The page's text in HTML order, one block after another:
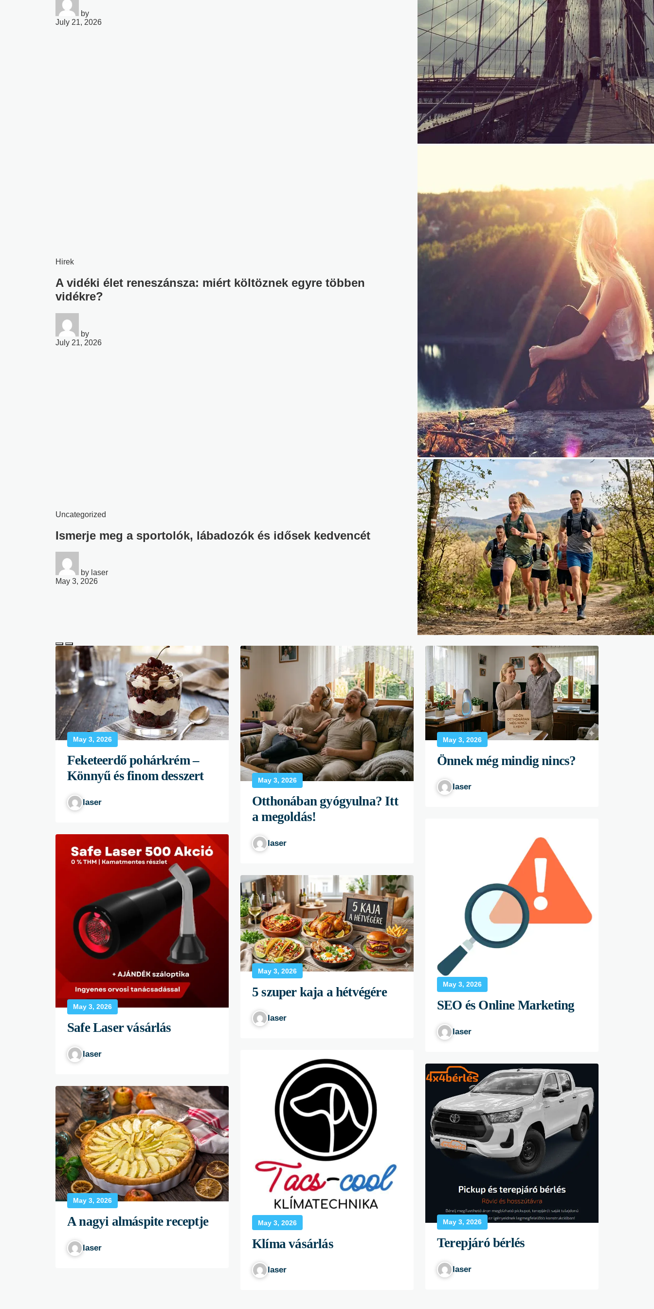
May 3, 2026
Feketeerdő pohárkrém –
Könnyű és finom desszert
laser
May 3, 2026
Otthonában gyógyulna? Itt
a megoldás!
laser
May 3, 2026
Önnek még mindig nincs?
laser
May 3, 2026
Safe Laser vásárlás
laser
May 3, 2026
5 szuper kaja a hétvégére
laser
May 3, 2026
SEO és Online Marketing
laser
May 3, 2026
A nagyi almáspite receptje
laser
May 3, 2026
Klíma vásárlás
laser
May 3, 2026
Terepjáró bérlés
laser